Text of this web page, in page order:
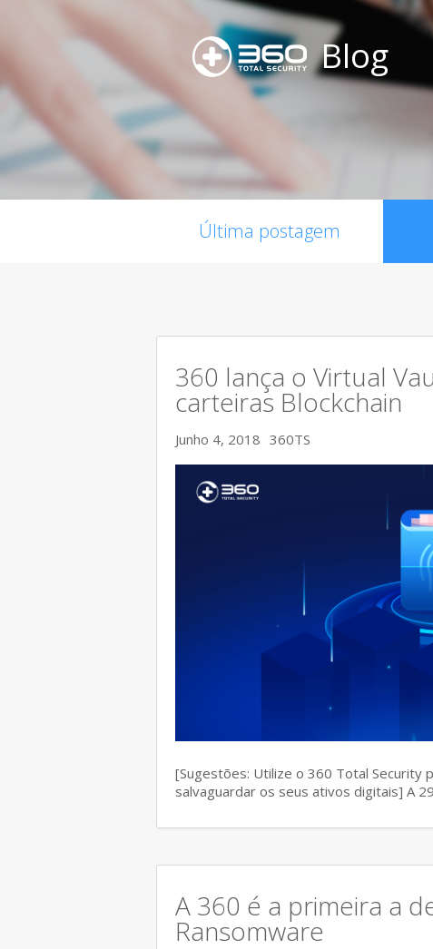
Blog
Última postagem
360 lança o Virtual
carteiras Blockchain
Junho 4, 2018 360TS
[Sugestões: Utilize o 360 Total Security
salvaguardar os seus ativos digitais] A
A 360 é a primeira a
Ransomware